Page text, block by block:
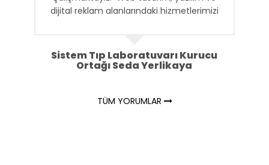
dijital reklam alanlarındaki hizmetlerimizi
gibi işimizi sahiplenmeleridir.
Sistem Tıp Laboratuvarı Kurucu
Ortağı Seda Yerlikaya
TÜM YORUMLAR